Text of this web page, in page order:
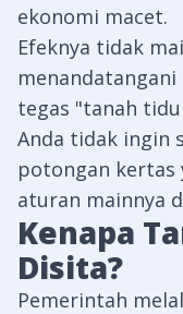
ekonomi macet.
Efeknya tidak
tegas "tanah
Anda tidak ingin
potongan kertas
aturan mainnya
Kenapa
Disita?
Pemerintah